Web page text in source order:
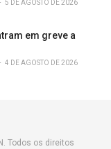
5 DE AGOSTO DE 2026
em greve a
4 DE AGOSTO DE 2026
Todos os direitos